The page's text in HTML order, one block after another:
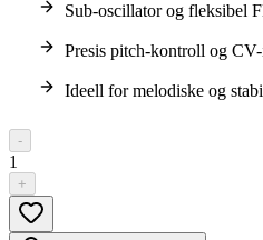
Sub-oscillator og fleksibel
Presis pitch-kontroll og
Ideell for melodiske og
-
1
+